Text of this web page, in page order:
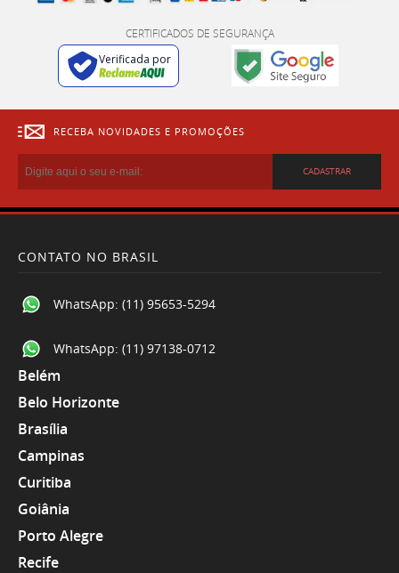
CERTIFICADOS DE SEGURANÇA
Verificada por
RECEBA NOVIDADES E PROMOÇÕES
CADASTRAR
CONTATO NO BRASIL
WhatsApp: (11) 95653-5294
WhatsApp: (11) 97138-0712
Belém
Belo Horizonte
Brasília
Campinas
Curitiba
Goiânia
Porto Alegre
Recife